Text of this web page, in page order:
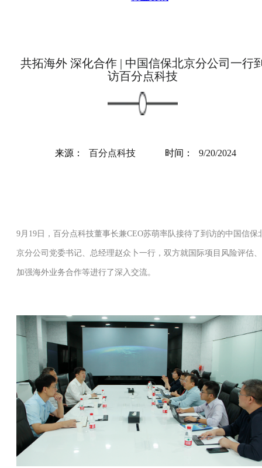
共拓海外 深化合作 | 中国信保北京分公司一行
访百分点科技
来源： 百分点科技 时间： 9/20/2024
9月19日，百分点科技董事长兼CEO苏萌率队接待了到访的中国信保
京分公司党委书记、总经理赵众卜一行，双方就国际项目风险评估、
加强海外业务合作等进行了深入交流。